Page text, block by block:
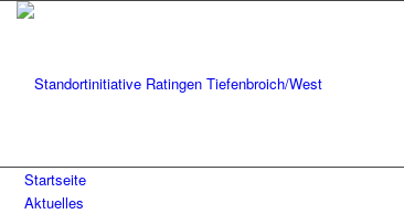
Startseite
Aktuelles